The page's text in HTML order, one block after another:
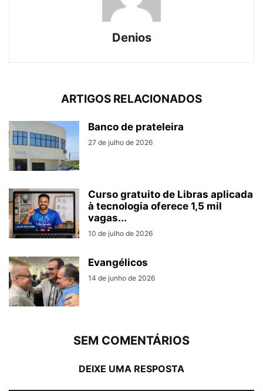
Denios
ARTIGOS RELACIONADOS
Banco de prateleira
27 de julho de 2026
Curso gratuito de Libras aplicada
à tecnologia oferece 1,5 mil
vagas...
10 de julho de 2026
Evangélicos
14 de junho de 2026
SEM COMENTÁRIOS
DEIXE UMA RESPOSTA